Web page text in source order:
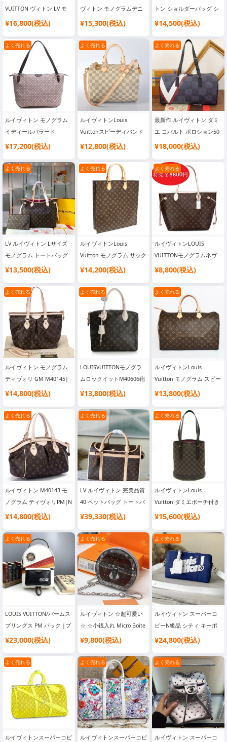
VUITTON ヴィトン LV モ
ノグラム イディール バッ
フルMM フザン M40513
2012新作|ブランド風 バッ
グ 激安 高品質
¥16,800(税込)
ヴィトン モノグラムデニ
ム『サンライト』
コピー おすすめ
¥15,300(税込)
トン ショルダーバッグ シ
ョルダーポーチ M40780|
品質
¥14,500(税込)
よく売れる
ルイヴィトン モノグラム
イディールバラード
M40572|人気 ブランド バ
¥17,200(税込)
よく売れる
ルイヴィトンLouis
Vuittonスピーディバンド
リエール25 N40390 ダミ
ランドバッグ
¥12,800(税込)
よく売れる
最新作 ルイヴィトン ダミ
エ コバルト ポロション50
N44013|人気 ブランド バ
¥18,000(税込)
よく売れる
LV ルイヴィトン Lサイズ
モノグラム トートバッグ
ポーチ付き M40990|バッ
¥13,500(税込)
よく売れる
ルイヴィトンLouis
Vuitton モノグラム サック
プラ M51140|スーパーコ
¥14,200(税込)
よく売れる
ルイヴィトンLOUIS
VUITTONモノグラムネヴ
ァーフルMM M40156|ス
¥8,800(税込)
よく売れる
ルイヴィトン モノグラム
ティヴォリ GM M40145|
韓国流行り ブランドバッ
¥14,800(税込)
よく売れる
LOUISVUITTONモノグラ
ムロックイットM40606鞄
ハンドバッグ|人気 ブラン
¥13,800(税込)
よく売れる
ルイヴィトンLouis
Vuitton モノグラム スピー
ディ40 M41522|人気 ブラ
¥13,800(税込)
よく売れる
ルイヴィトン M40143 モ
ノグラム ティヴォリPM|N
級 ブランド コピー バッグ
¥14,800(税込)
よく売れる
LV ルイヴィトン 完美品質
40 ペットバッグ トートバ
ッグ|人気 ブランド バッ
¥39,330(税込)
よく売れる
ルイヴィトンLouis
Vuitton ダミエポーチ付き
N42240 ポーチ付き|ブラ
¥15,600(税込)
よく売れる
LOUIS VUITTON/パームス
プリングス PM パック |ブ
ランド風 バッグ 激安 高品
¥23,000(税込)
よく売れる
ルイヴィトン ☆超可愛い
☆ ☆小銭入れ Micro Boite
Chapeau|ブランドバッグ
¥9,800(税込)
よく売れる
ルイヴィトン スーパーコ
ピーN級品 シティ·キーポ
ル MM バッグ M58747
¥24,800(税込)
よく売れる
ルイヴィトンスーパーコピ
よく売れる
ルイヴィトンスーパーコピ
よく売れる
ルイヴィトン スーパーコ